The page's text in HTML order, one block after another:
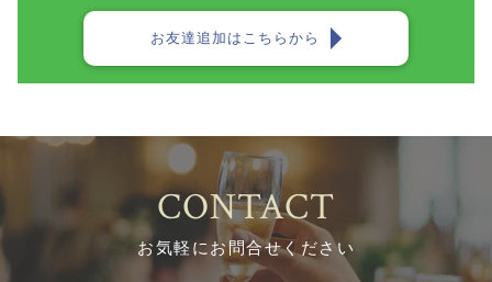
お友達追加はこちらから
CONTACT
お気軽にお問合せください